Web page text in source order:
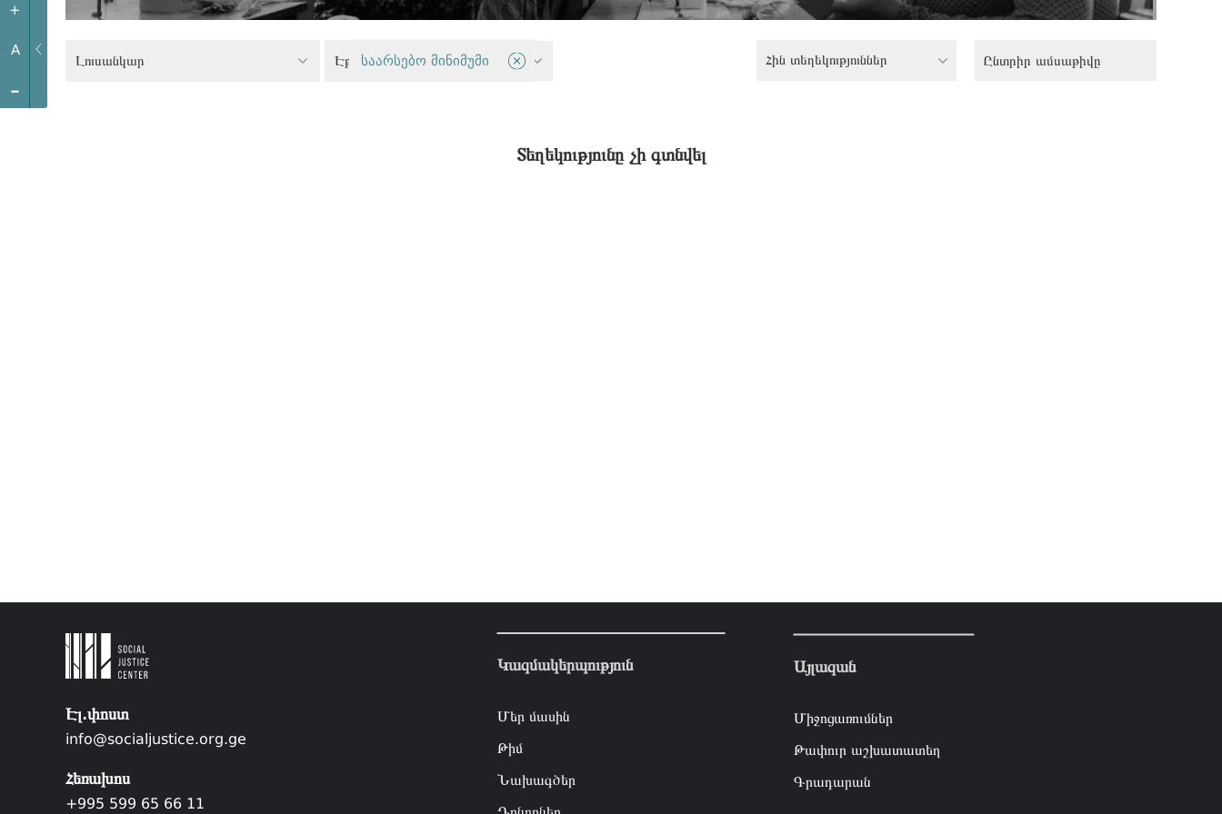
+
A
-
Լուսանկար Էթնիկ փոքրամասնություններ
საარსებო მინიმუმი Հին տեղեկություններ
Տեղեկությունը չի գտնվել
Էլ.փոստ
info@socialjustice.org.ge
Հեռախոս
+995 599 65 66 11
Կազմակերպություն
Մեր մասին
Թիմ
Նախագծեր
Այլազան
Միջոցառումներ
Թափուր աշխատատեղ
Գրադարան